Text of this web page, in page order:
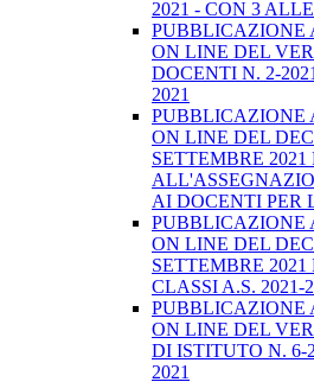
2021 - CON 3
PUBBLICAZIONE
ON LINE DEL
DOCENTI N. 2-
2021
PUBBLICAZIONE
ON LINE DEL
SETTEMBRE
AI DOCENTI PER
PUBBLICAZIONE
ON LINE DEL
SETTEMBRE
CLASSI A.S. 2021-
PUBBLICAZIONE
ON LINE DEL
DI ISTITUTO N. 6-
2021